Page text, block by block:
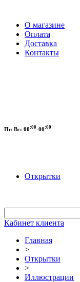
О магазине
Оплата
Доставка
Контакты
Пн-Вс: 00:00-00:00
Открытки
Кабинет клиента
Главная
>
Открытки
>
Иллюстрации